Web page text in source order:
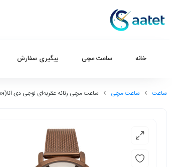
خانه ساعت مچی پیگیری سفارش
ساعت ساعت مچی ساعت مچی زنانه عقربه‌ای لوجی دی انا(Luigi d’ Anna) مدل LDAL2263-BR